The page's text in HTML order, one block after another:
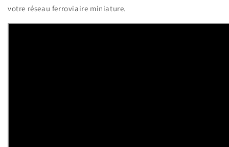
votre réseau ferroviaire miniature.